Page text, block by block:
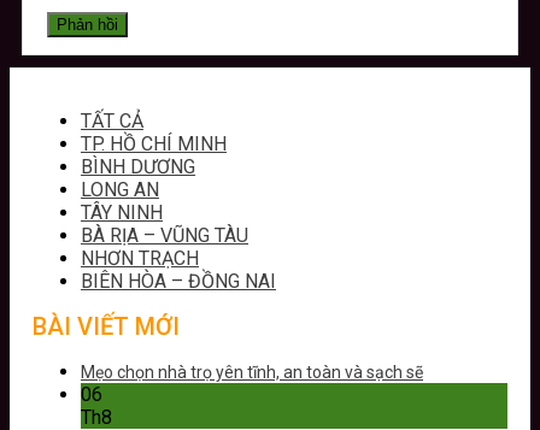
TẤT CẢ
TP. HỒ CHÍ MINH
BÌNH DƯƠNG
LONG AN
TÂY NINH
BÀ RỊA – VŨNG TÀU
NHƠN TRẠCH
BIÊN HÒA – ĐỒNG NAI
BÀI VIẾT MỚI
Mẹo chọn nhà trọ yên tĩnh, an toàn và sạch sẽ
06
Th8